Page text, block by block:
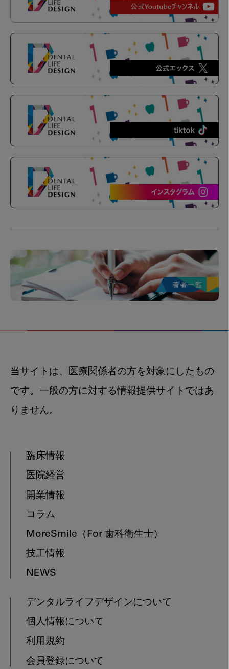
当サイトは、医療関係者の方を対象にしたもの
です。一般の方に対する情報提供サイトではあ
りません。
臨床情報
医院経営
開業情報
コラム
MoreSmile （For 歯科衛生士）
技工情報
NEWS
デンタルライフデザインについて
個人情報について
利用規約
会員登録について